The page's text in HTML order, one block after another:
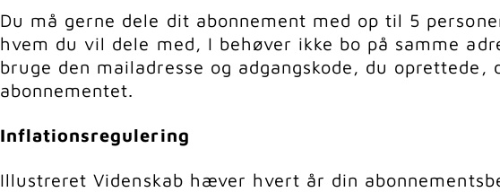
Du må gerne dele dit abonnement med op til 5
hvem du vil dele med, I behøver ikke bo på samme
bruge den mailadresse og adgangskode, du oprettede,
abonnementet.
Inflationsregulering
Illustreret Videnskab hæver hvert år din